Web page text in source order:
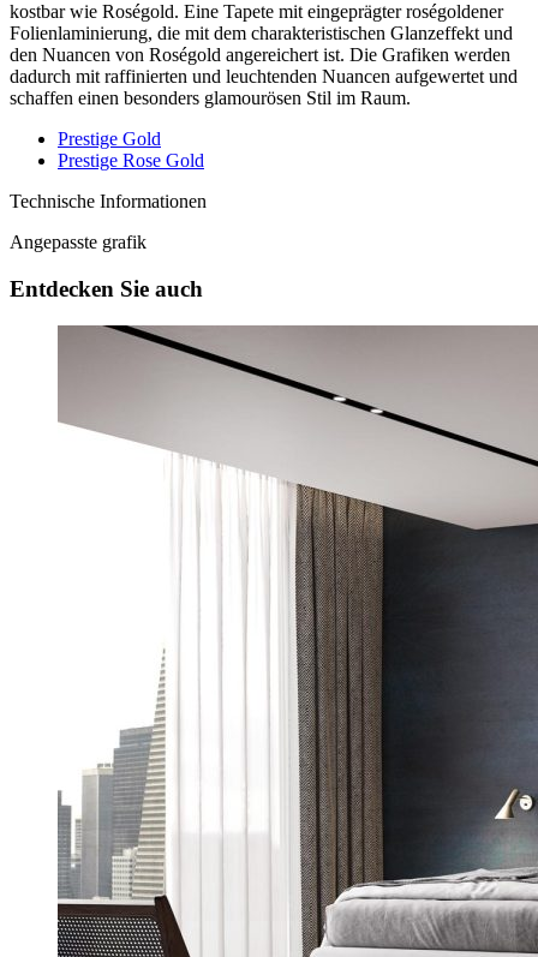
kostbar wie Roségold. Eine Tapete mit eingeprägter roségoldener
Folienlaminierung, die mit dem charakteristischen Glanzeffekt und
den Nuancen von Roségold angereichert ist. Die Grafiken werden
dadurch mit raffinierten und leuchtenden Nuancen aufgewertet und
schaffen einen besonders glamourösen Stil im Raum.
Prestige Gold
Prestige Rose Gold
Technische Informationen
Angepasste grafik
Entdecken Sie auch